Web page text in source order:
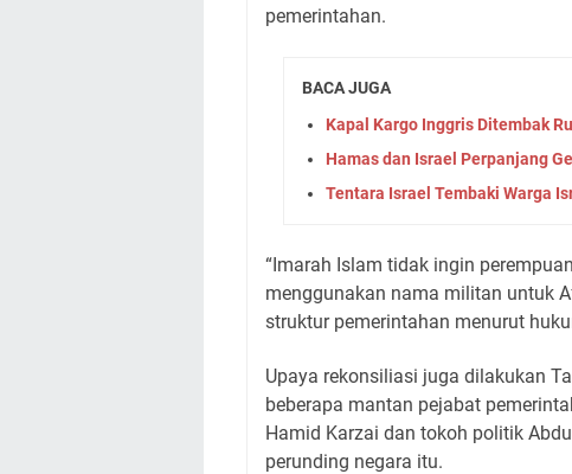
pemerintahan.
BACA JUGA
Kapal Kargo Inggris Ditembak
Hamas dan Israel Perpanjang
Tentara Israel Tembaki Warga
“Imarah Islam tidak ingin
menggunakan nama militan untuk
struktur pemerintahan menurut
Upaya rekonsiliasi juga dilakukan
beberapa mantan pejabat
Hamid Karzai dan tokoh politik
perunding negara itu.